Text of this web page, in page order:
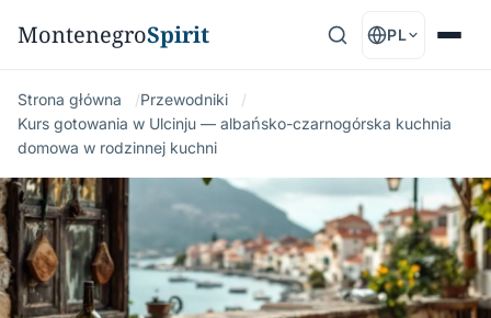
MontenegroSpirit PL
Strona główna
Przewodniki
Kurs gotowania w Ulcinju — albańsko-czarnogórska kuchnia
domowa w rodzinnej kuchni